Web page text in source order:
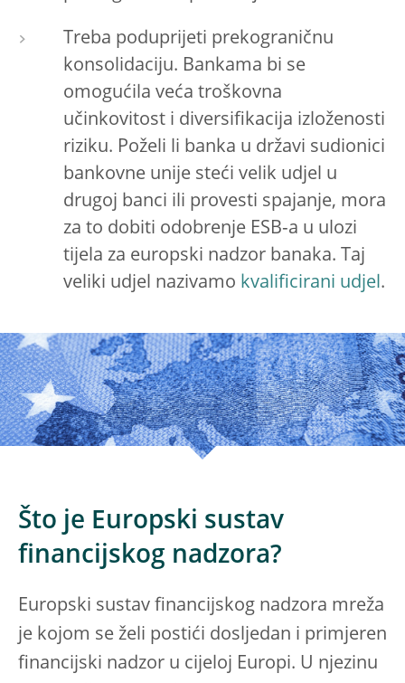
Treba poduprijeti prekograničnu
konsolidaciju. Bankama bi se
omogućila veća troškovna
učinkovitost i diversifikacija izloženosti
riziku. Poželi li banka u državi sudionici
bankovne unije steći velik udjel u
drugoj banci ili provesti spajanje, mora
za to dobiti odobrenje ESB‑a u ulozi
tijela za europski nadzor banaka. Taj
veliki udjel nazivamo kvalificirani udjel.
Što je Europski sustav
financijskog nadzora?
Europski sustav financijskog nadzora mreža
je kojom se želi postići dosljedan i primjeren
financijski nadzor u cijeloj Europi. U njezinu